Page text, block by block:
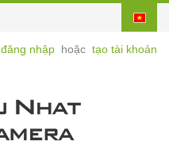
đăng nhập hoặc tạo tài khoản